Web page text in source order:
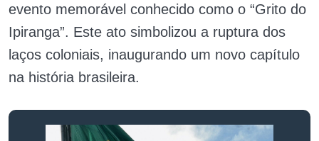
evento memorável conhecido como o “Grito do
Ipiranga”. Este ato simbolizou a ruptura dos
laços coloniais, inaugurando um novo capítulo
na história brasileira.